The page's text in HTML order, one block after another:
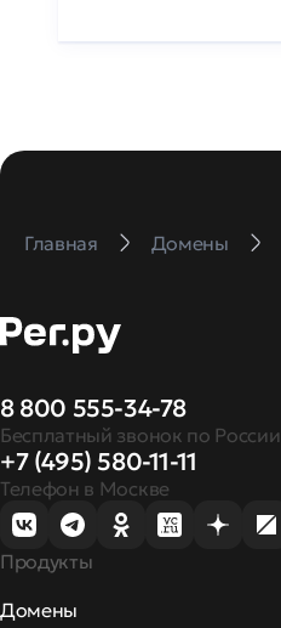
Главная Домены
8 800 555-34-78
Бесплатный звонок по России
+7 (495) 580-11-11
Телефон в Москве
Продукты
Домены